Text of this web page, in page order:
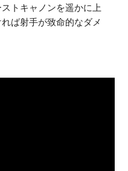
トキャノンを遥かに上
ば射手が致命的なダメ